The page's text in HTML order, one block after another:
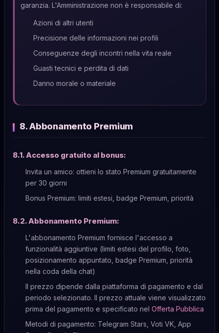
garanzia. L'Amministrazione non è responsabile di:
Azioni di altri utenti
Precisione delle informazioni nei profili
Conseguenze degli incontri nella vita reale
Guasti tecnici e perdita di dati
Danno morale o materiale
8. Abbonamento Premium
8.1. Accesso gratuito al bonus:
Invita un amico: ottieni lo stato Premium gratuitamente
per 30 giorni
Bonus Premium: limiti estesi, badge Premium, priorità
8.2. Abbonamento Premium:
L'abbonamento Premium fornisce l'accesso a
funzionalità aggiuntive (limiti estesi del profilo, foto,
posizionamento appuntato, badge Premium, priorità
nella coda della chat)
Il prezzo dipende dalla piattaforma di pagamento e dal
periodo selezionato. Il prezzo attuale viene visualizzato
prima del pagamento e specificato nel Offerta Pubblica
Metodi di pagamento: Telegram Stars, Voti VK, App